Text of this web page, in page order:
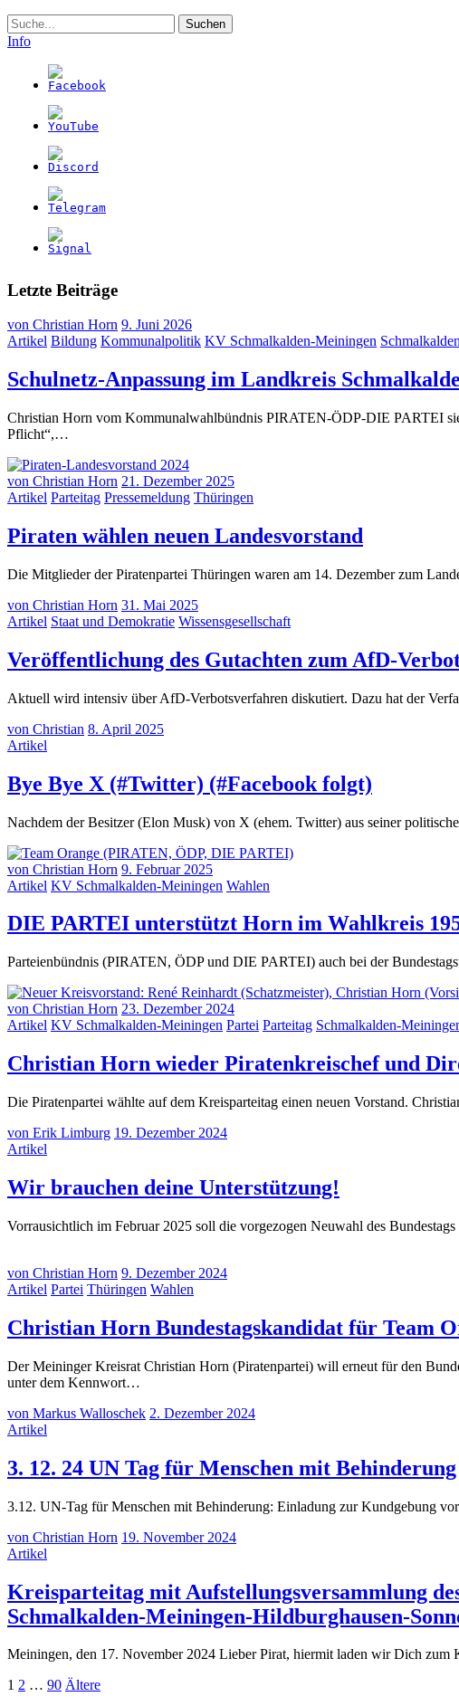
Suche
Info
Letzte Beiträge
von Christian Horn 9. Juni 2026
Artikel Bildung Kommunalpolitik KV Schmalkalden-Meiningen
Schulnetz-Anpassung im Landkreis
Christian Horn vom Kommunalwahlbündnis PIRATEN-ÖDP-DIE PARTEI
Pflicht“,…
von Christian Horn 21. Dezember 2025
Artikel Parteitag Pressemeldung Thüringen
Piraten wählen neuen Landesvorstand
2025)
Die Mitglieder der Piratenpartei Thüringen waren am 14. Dezember zum
von Christian Horn 31. Mai 2025
Artikel Staat und Demokratie Wissensgesellschaft
Veröffentlichung des Gutachten zum AfD-
Aktuell wird intensiv über AfD-Verbotsverfahren diskutiert. Dazu hat der
von Christian 8. April 2025
Artikel
Bye Bye X (#Twitter) (#Facebook folgt)
2025)
Nachdem der Besitzer (Elon Musk) von X (ehem. Twitter) aus seiner
von Christian Horn 9. Februar 2025
Artikel KV Schmalkalden-Meiningen Wahlen
DIE PARTEI unterstützt Horn im Wahlkreis
Parteienbündnis (PIRATEN, ÖDP und DIE PARTEI) auch bei der
von Christian Horn 23. Dezember 2024
Artikel KV Schmalkalden-Meiningen Partei Parteitag Schmalkalden-
Christian Horn wieder Piratenkreischef und
Die Piratenpartei wählte auf dem Kreisparteitag einen neuen Vorstand.
von Erik Limburg 19. Dezember 2024
Artikel
Wir brauchen deine Unterstützung!
2024)
Vorrausichtlich im Februar 2025 soll die vorgezogen Neuwahl des
von Christian Horn 9. Dezember 2024
Artikel Partei Thüringen Wahlen
Christian Horn Bundestagskandidat für Team
Der Meininger Kreisrat Christian Horn (Piratenpartei) will erneut für den
unter dem Kennwort…
von Markus Walloschek 2. Dezember 2024
Artikel
3. 12. 24 UN Tag für Menschen mit Behinderung
3.12. UN-Tag für Menschen mit Behinderung: Einladung zur Kundgebung
von Christian Horn 19. November 2024
Artikel
Kreisparteitag mit Aufstellungsversammlung
Schmalkalden-Meiningen-Hildburghausen-
Meiningen, den 17. November 2024 Lieber Pirat, hiermit laden wir Dich
Seitennummerierung
Seite
1 Seite
2 … Seite
90 ÄltereÄltere